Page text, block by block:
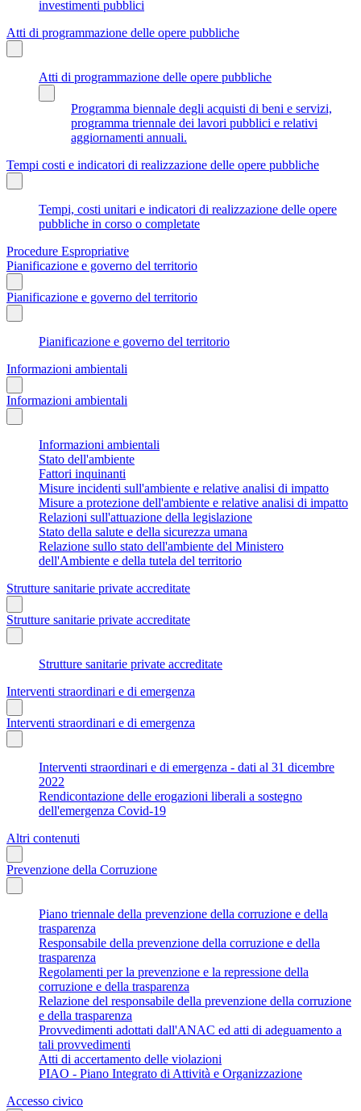
investimenti pubblici
Atti di programmazione delle opere pubbliche
Atti di programmazione delle opere pubbliche
Programma biennale degli acquisti di beni e servizi,
programma triennale dei lavori pubblici e relativi
aggiornamenti annuali.
Tempi costi e indicatori di realizzazione delle opere pubbliche
Tempi, costi unitari e indicatori di realizzazione delle opere
pubbliche in corso o completate
Procedure Espropriative
Pianificazione e governo del territorio
Pianificazione e governo del territorio
Pianificazione e governo del territorio
Informazioni ambientali
Informazioni ambientali
Informazioni ambientali
Stato dell'ambiente
Fattori inquinanti
Misure incidenti sull'ambiente e relative analisi di impatto
Misure a protezione dell'ambiente e relative analisi di impatto
Relazioni sull'attuazione della legislazione
Stato della salute e della sicurezza umana
Relazione sullo stato dell'ambiente del Ministero
dell'Ambiente e della tutela del territorio
Strutture sanitarie private accreditate
Strutture sanitarie private accreditate
Strutture sanitarie private accreditate
Interventi straordinari e di emergenza
Interventi straordinari e di emergenza
Interventi straordinari e di emergenza - dati al 31 dicembre
2022
Rendicontazione delle erogazioni liberali a sostegno
dell'emergenza Covid-19
Altri contenuti
Prevenzione della Corruzione
Piano triennale della prevenzione della corruzione e della
trasparenza
Responsabile della prevenzione della corruzione e della
trasparenza
Regolamenti per la prevenzione e la repressione della
corruzione e della trasparenza
Relazione del responsabile della prevenzione della corruzione
e della trasparenza
Provvedimenti adottati dall'ANAC ed atti di adeguamento a
tali provvedimenti
Atti di accertamento delle violazioni
PIAO - Piano Integrato di Attività e Organizzazione
Accesso civico